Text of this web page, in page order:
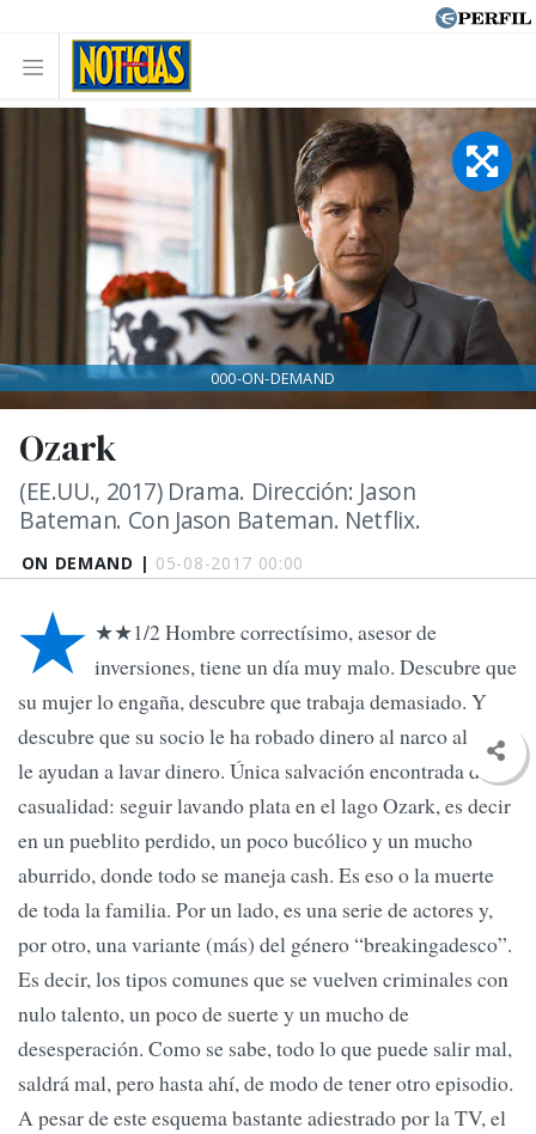
ON DEMAND | 05-08-2017 00:00
Ozark
(EE.UU., 2017) Drama. Dirección: Jason
Bateman. Con Jason Bateman. Netflix.
000-ON-DEMAND
★ ★★1/2 Hombre correctísimo, asesor de
inversiones, tiene un día muy malo. Descubre que
su mujer lo engaña, descubre que trabaja demasiado. Y
descubre que su socio le ha robado dinero al narco al que
le ayudan a lavar dinero. Única salvación encontrada de
casualidad: seguir lavando plata en el lago Ozark, es decir
en un pueblito perdido, un poco bucólico y un mucho
aburrido, donde todo se maneja cash. Es eso o la muerte
de toda la familia. Por un lado, es una serie de actores y,
por otro, una variante (más) del género “breakingadesco”.
Es decir, los tipos comunes que se vuelven criminales con
nulo talento, un poco de suerte y un mucho de
desesperación. Como se sabe, todo lo que puede salir mal,
saldrá mal, pero hasta ahí, de modo de tener otro episodio.
A pesar de este esquema bastante adiestrado por la TV, el